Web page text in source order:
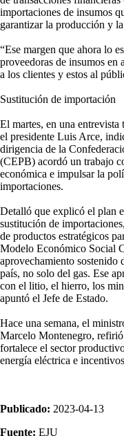
importaciones de insumos
garantizar la producción y
“Ese margen que ahora lo
proveedoras de insumos en
a los clientes y estos al
Sustitución de importación
El martes, en una
el presidente Luis Arce,
dirigencia de la
(CEPB) acordó un trabajo
económica e impulsar la
importaciones.
Detalló que explicó el plan
sustitución de
de productos estratégicos
Modelo Económico Social
aprovechamiento sostenido
país, no solo del gas. Ese
con el litio, el hierro, los
apuntó el Jefe de Estado.
Hace una semana, el
Marcelo Montenegro,
fortalece el sector
energía eléctrica e
Publicado: 2023-04-13
Fuente: EJU